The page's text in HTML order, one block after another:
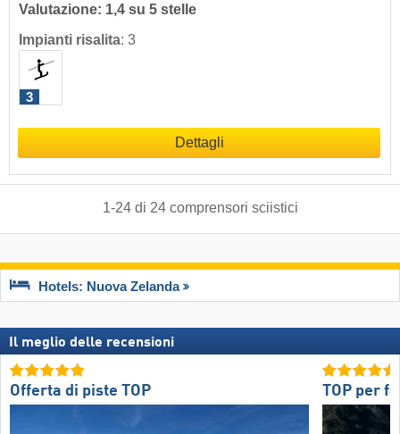
Valutazione: 1,4 su 5 stelle
Impianti risalita: 3
3
Dettagli
1-24di 24 comprensori sciistici
Hotels: Nuova Zelanda
Il meglio delle recensioni
Offerta di piste TOP TOP per